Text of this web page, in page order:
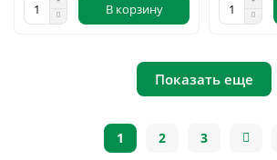
В корзину
Показать еще
1 2 3